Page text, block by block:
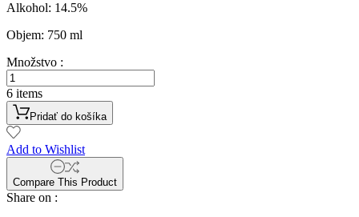
Alkohol: 14.5%
Objem: 750 ml
Množstvo :
6 items
Pridať do košíka
Add to Wishlist
Compare This Product
Share on :